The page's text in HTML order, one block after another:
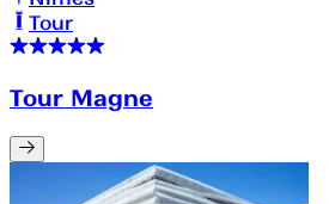
Tour
Tour Magne